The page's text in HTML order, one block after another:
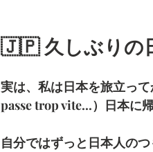
🇯🇵 久しぶりの
実は、私は日本を旅立っ
passe trop vite...）日本に
自分ではずっと日本人の